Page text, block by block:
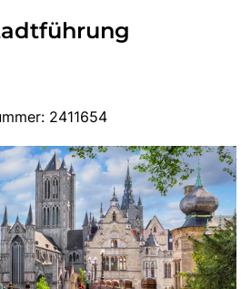
2411654